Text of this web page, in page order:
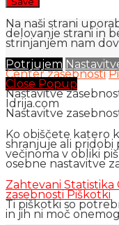
Na naši strani
delovanje strani in
strinjanjem nam
Potrjujem
Center zasebnosti
Close Popup
Nastavitve
Idrija.com
Nastavitve
Ko obiščete katero
shranjuje ali pridobi
večinoma v obliki
osebne nastavitve
Zahtevani Statistika
zasebnostiPiškotki
Ti piškotki so
in jih ni moč